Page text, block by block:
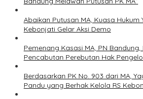
Abaikan Putusan MA, Kuasa Hukum
Kebonjati Gelar Aksi Demo
Pemenang Kasasi MA, PN
Pencabutan Perebutan Hak
Berdasarkan PK No. 903 dari MA,
Pandu yang Berhak Kelola RS